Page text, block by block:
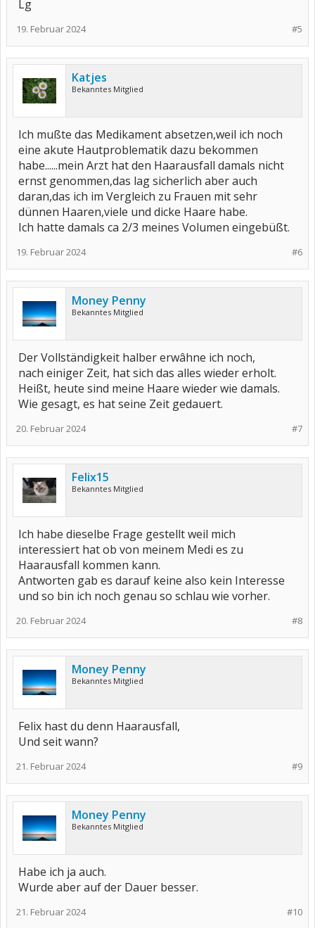
Lg
#5
19. Februar 2024
Katjes
Bekanntes Mitglied
Ich mußte das Medikament absetzen,weil ich noch
eine akute Hautproblematik dazu bekommen
habe......mein Arzt hat den Haarausfall damals nicht
ernst genommen,das lag sicherlich aber auch
daran,das ich im Vergleich zu Frauen mit sehr
dünnen Haaren,viele und dicke Haare habe.
Ich hatte damals ca 2/3 meines Volumen eingebüßt.
#6
19. Februar 2024
Money Penny
Bekanntes Mitglied
Der Vollständigkeit halber erwâhne ich noch,
nach einiger Zeit, hat sich das alles wieder erholt.
Heißt, heute sind meine Haare wieder wie damals.
Wie gesagt, es hat seine Zeit gedauert.
#7
20. Februar 2024
Felix15
Bekanntes Mitglied
Ich habe dieselbe Frage gestellt weil mich
interessiert hat ob von meinem Medi es zu
Haarausfall kommen kann.
Antworten gab es darauf keine also kein Interesse
und so bin ich noch genau so schlau wie vorher.
#8
20. Februar 2024
Money Penny
Bekanntes Mitglied
Felix hast du denn Haarausfall,
Und seit wann?
#9
21. Februar 2024
Money Penny
Bekanntes Mitglied
Habe ich ja auch.
Wurde aber auf der Dauer besser.
#10
21. Februar 2024